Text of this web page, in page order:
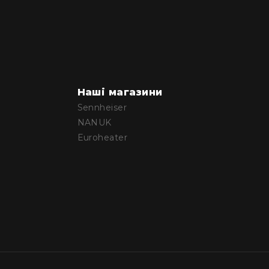
Наші магазини
Sennheiser
NANUK
Euroheater